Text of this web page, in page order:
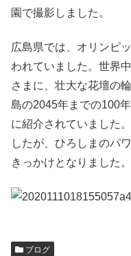
園で撮影しました。
広島県では、オリンピ
われていました。世界
さまに、壮大な花壇の
島の2045年までの100
に紹介されていました
したが、ひろしまのパ
きっかけとなりました
ブログ